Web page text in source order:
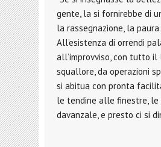
gente, la si fornirebbe di
la rassegnazione, la paura
All’esistenza di orrendi
all’improvviso, con tutto il
squallore, da operazioni
si abitua con pronta
le tendine alle finestre,
davanzale, e presto ci si